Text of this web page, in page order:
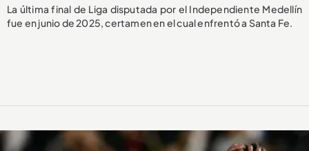
La última final de Liga disputada por el Independiente Medellín
fue en junio de 2025, certamen en el cual enfrentó a Santa Fe.